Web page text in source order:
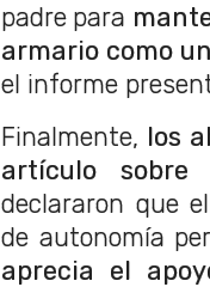
padre para
armario como
el informe
Finalmente, los
artículo sobre
declararon que
de autonomía
aprecia el